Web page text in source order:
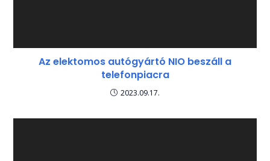
Az elektomos autógyártó NIO beszáll a
telefonpiacra
2023.09.17.